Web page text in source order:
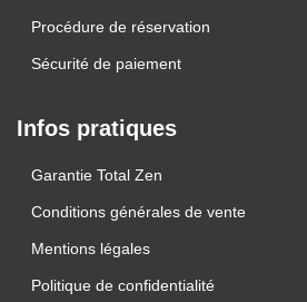
Procédure de réservation
Sécurité de paiement
Infos pratiques
Garantie Total Zen
Conditions générales de vente
Mentions légales
Politique de confidentialité